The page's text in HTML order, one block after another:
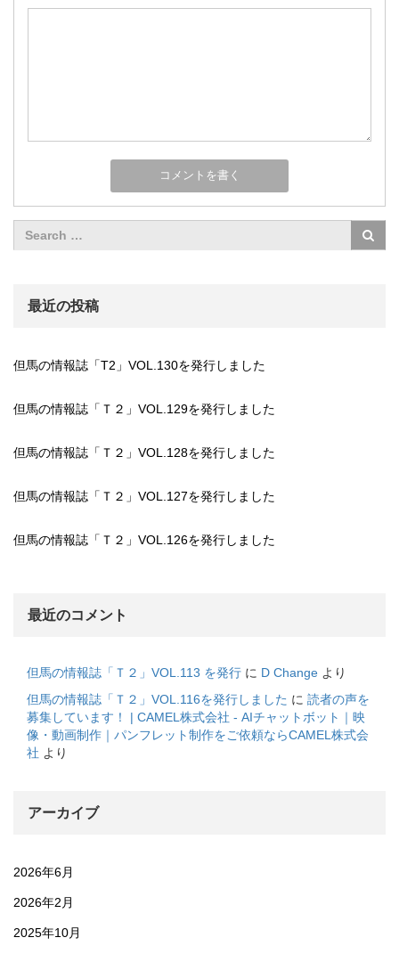
最近の投稿
但馬の情報誌「T2」VOL.130を発行しました
但馬の情報誌「Ｔ２」VOL.129を発行しました
但馬の情報誌「Ｔ２」VOL.128を発行しました
但馬の情報誌「Ｔ２」VOL.127を発行しました
但馬の情報誌「Ｔ２」VOL.126を発行しました
最近のコメント
但馬の情報誌「Ｔ２」VOL.113 を発行 に D Change より
但馬の情報誌「Ｔ２」VOL.116を発行しました に 読者の声を
募集しています！ | CAMEL株式会社 - AIチャットボット｜映
像・動画制作｜パンフレット制作をご依頼ならCAMEL株式会
社 より
アーカイブ
2026年6月
2026年2月
2025年10月